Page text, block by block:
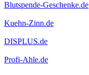
Blutspende-Geschenke.de
Kuehn-Zinn.de
DISPLUS.de
Profi-Ahle.de